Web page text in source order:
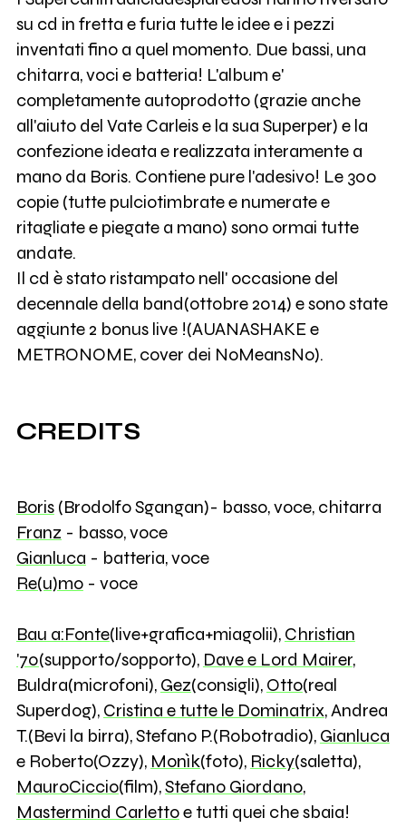
su cd in fretta e furia tutte le idee e i pezzi
inventati fino a quel momento. Due bassi, una
chitarra, voci e batteria! L'album e'
completamente autoprodotto (grazie anche
all'aiuto del Vate Carleis e la sua Superper) e la
confezione ideata e realizzata interamente a
mano da Boris. Contiene pure l'adesivo! Le 300
copie (tutte pulciotimbrate e numerate e
ritagliate e piegate a mano) sono ormai tutte
andate.
Il cd è stato ristampato nell' occasione del
decennale della band(ottobre 2014) e sono state
aggiunte 2 bonus live !(AUANASHAKE e
METRONOME, cover dei NoMeansNo).
CREDITS
Boris(Brodolfo Sgangan)- basso, voce, chitarra
Franz - basso, voce
Gianluca - batteria, voce
Re(u)mo- voce
Bau a:Fonte(live+grafica+miagolii), Christian
'70(supporto/sopporto), Dave e Lord Mairer,
Buldra(microfoni), Gez(consigli), Otto(real
Superdog), Cristina e tutte le Dominatrix, Andrea
T.(Bevi la birra), Stefano P.(Robotradio), Gianluca
e Roberto(Ozzy), Monìk(foto), Ricky(saletta),
MauroCiccio(film),Stefano Giordano,
Mastermind Carlettoe tutti quei che sbaia!